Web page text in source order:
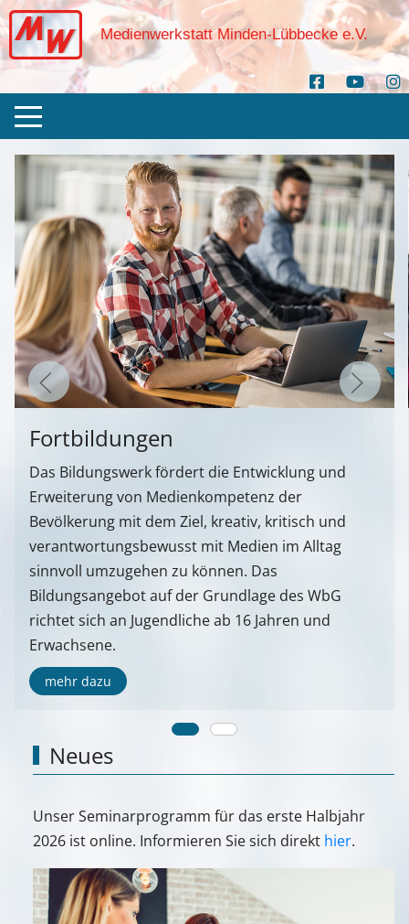
Medienwerkstatt Minden-Lübbecke e.V.
Fortbildungen
Das Bildungswerk fördert die Entwicklung und
Erweiterung von Medienkompetenz der
Bevölkerung mit dem Ziel, kreativ, kritisch und
verantwortungsbewusst mit Medien im Alltag
sinnvoll umzugehen zu können. Das
Bildungsangebot auf der Grundlage des WbG
richtet sich an Jugendliche ab 16 Jahren und
Erwachsene.
mehr dazu
Neues
Unser Seminarprogramm für das erste Halbjahr
2026 ist online. Informieren Sie sich direkt hier.